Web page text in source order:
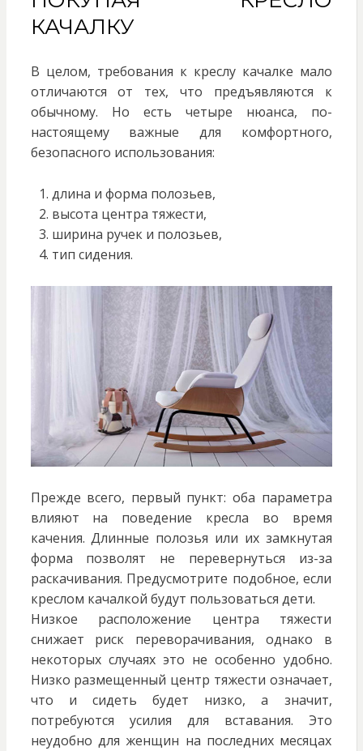
КАЧАЛКУ
В целом, требования к креслу качалке мало
отличаются от тех, что предъявляются к
обычному. Но есть четыре нюанса, по-
настоящему важные для комфортного,
безопасного использования:
длина и форма полозьев,
высота центра тяжести,
ширина ручек и полозьев,
тип сидения.
Прежде всего, первый пункт: оба параметра
влияют на поведение кресла во время
качения. Длинные полозья или их замкнутая
форма позволят не перевернуться из-за
раскачивания. Предусмотрите подобное, если
креслом качалкой будут пользоваться дети.
Низкое расположение центра тяжести
снижает риск переворачивания, однако в
некоторых случаях это не особенно удобно.
Низко размещенный центр тяжести означает,
что и сидеть будет низко, а значит,
потребуются усилия для вставания. Это
неудобно для женщин на последних месяцах